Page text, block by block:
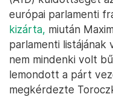
európai parlamenti
kizárta, miután
parlamenti
nem mindenki volt
lemondott a párt
megkérdezte